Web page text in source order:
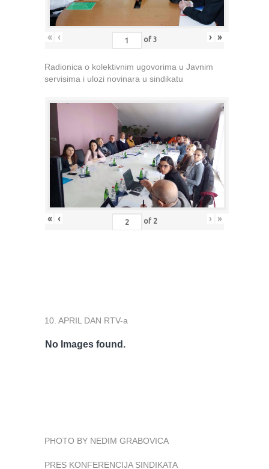
« ‹ of 3 › »
Radionica o kolektivnim ugovorima u Javnim
servisima i ulozi novinara u sindikatu
« ‹ of 2 › »
10. APRIL DAN RTV-a
No Images found.
PHOTO BY NEDIM GRABOVICA
PRES KONFERENCIJA SINDIKATA